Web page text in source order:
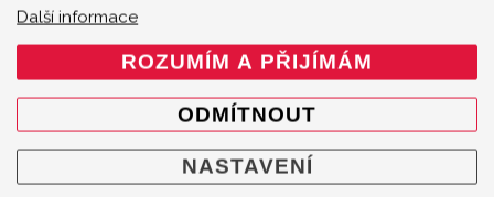
Rear Carbon Fibre Diffuser, Sada koncovek výfuku
(Titan), Akrapovič omezovač dB (Titan), Výfuk Slip-On
line (Titan), Sada svodů Evolution (Titan), Titanové
Sada spojovacích trubek výfuku bez katalyzátoru
střední klapky, Tail pipe set (Titanium) - Black, Optional
Titanium Lip, Slip-On Race Line Adapter Set (SS), Fitting
Další informace
ROZUMÍM A PŘIJÍMÁM
ODMÍTNOUT
NASTAVENÍ